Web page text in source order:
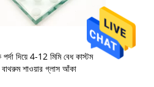
দিয়ে 4-12 মিমি বেধ কাস্টম
বাথরুম শাওয়ার গ্লাস আঁকা